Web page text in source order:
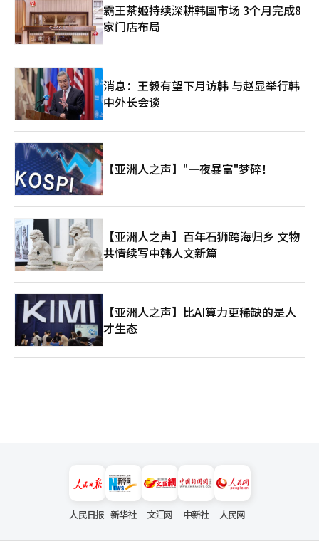
霸王茶姬持续深耕韩国市场 3个月完成8
家门店布局
消息：王毅有望下月访韩 与赵显举行韩
中外长会谈
【亚洲人之声】"一夜暴富"梦碎！
【亚洲人之声】百年石狮跨海归乡 文物
共情续写中韩人文新篇
【亚洲人之声】比AI算力更稀缺的是人
才生态
人民日报 新华社 文汇网 中新社 人民网